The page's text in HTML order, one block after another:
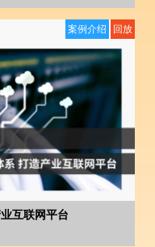
互联网平台
案例介绍 回放